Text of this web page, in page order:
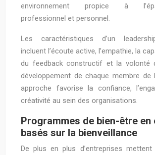
environnement propice à
professionnel et personnel.
Les caractéristiques d’un
incluent l’écoute active, l’empathie, la
du feedback constructif et la volonté
développement de chaque membre de
approche favorise la confiance,
créativité au sein des organisations.
Programmes de bien-être en
basés sur la bienveillance
De plus en plus d’entreprises